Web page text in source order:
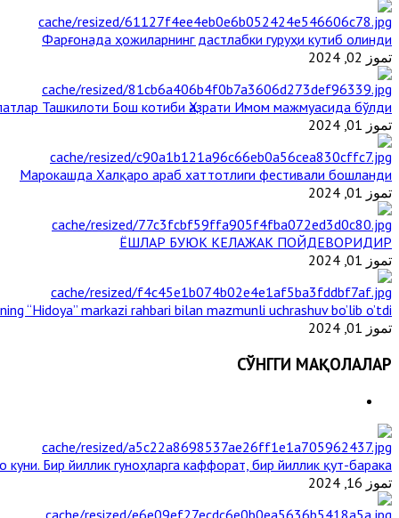
Фарғонада ҳожиларнинг дастлабки гуруҳи кутиб олинди
تموز 02, 2024
Ташкилоти Бош котиби Ҳазрати Имом мажмуасида бўлди
تموز 01, 2024
Марокашда Халқаро араб хаттотлиги фестивали бошланди
تموز 01, 2024
ЁШЛАР БУЮК КЕЛАЖАК ПОЙДЕВОРИДИР
تموز 01, 2024
“Hidoya” markazi rahbari bilan mazmunli uchrashuv bo’lib o’tdi
تموز 01, 2024
СЎНГГИ МАҚОЛАЛАР
Бир йиллик гуноҳларга каффорат, бир йиллик қут-барака
تموز 16, 2024